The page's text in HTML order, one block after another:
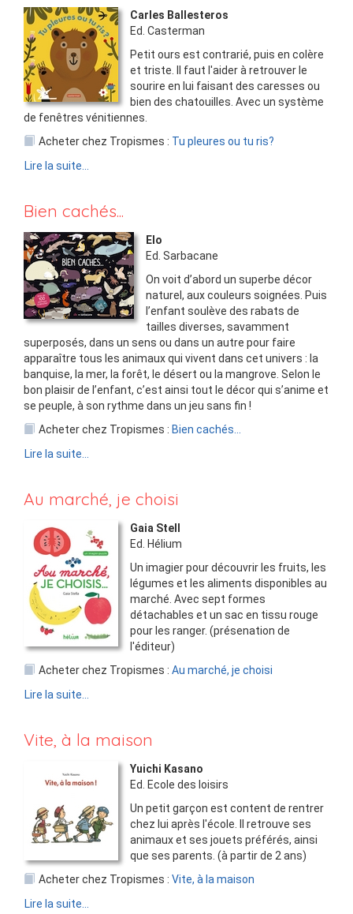
Carles Ballesteros
Ed. Casterman
Petit ours est contrarié, puis en colère
et triste. Il faut l'aider à retrouver le
sourire en lui faisant des caresses ou
bien des chatouilles. Avec un système
de fenêtres vénitiennes.
Acheter chez Tropismes : Tu pleures ou tu ris?
Lire la suite...
Bien cachés...
Elo
Ed. Sarbacane
On voit d’abord un superbe décor
naturel, aux couleurs soignées. Puis
l’enfant soulève des rabats de
tailles diverses, savamment
superposés, dans un sens ou dans un autre pour faire
apparaître tous les animaux qui vivent dans cet univers : la
banquise, la mer, la forêt, le désert ou la mangrove. Selon le
bon plaisir de l’enfant, c’est ainsi tout le décor qui s’anime et
se peuple, à son rythme dans un jeu sans fin !
Acheter chez Tropismes : Bien cachés...
Lire la suite...
Au marché, je choisi
Gaia Stell
Ed.
Hélium
Un imagier pour découvrir les fruits, les
légumes et les aliments disponibles au
marché. Avec sept formes
détachables et un sac en tissu rouge
pour les ranger. (présenation de
l'éditeur)
Acheter chez Tropismes : Au marché, je choisi
Lire la suite...
Vite, à la maison
Yuichi Kasano
Ed.
Ecole des loisirs
Un petit garçon est content de rentrer
chez lui après l'école. Il retrouve ses
animaux et ses jouets préférés, ainsi
que ses parents. (à partir de 2 ans)
Acheter chez Tropismes : Vite, à la maison
Lire la suite...